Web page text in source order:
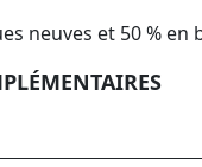
neuves et 50 %